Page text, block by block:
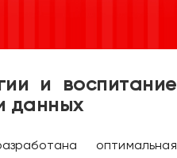
и воспитание
данных
оптимальная